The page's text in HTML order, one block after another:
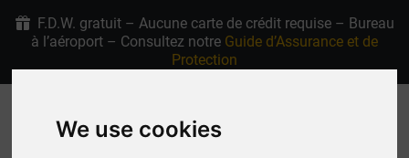
F.D.W. gratuit – Aucune carte de crédit requise – Bureau
à l’aéroport – Consultez notre Guide d’Assurance et de
Protection
+30 6907915763
We use cookies